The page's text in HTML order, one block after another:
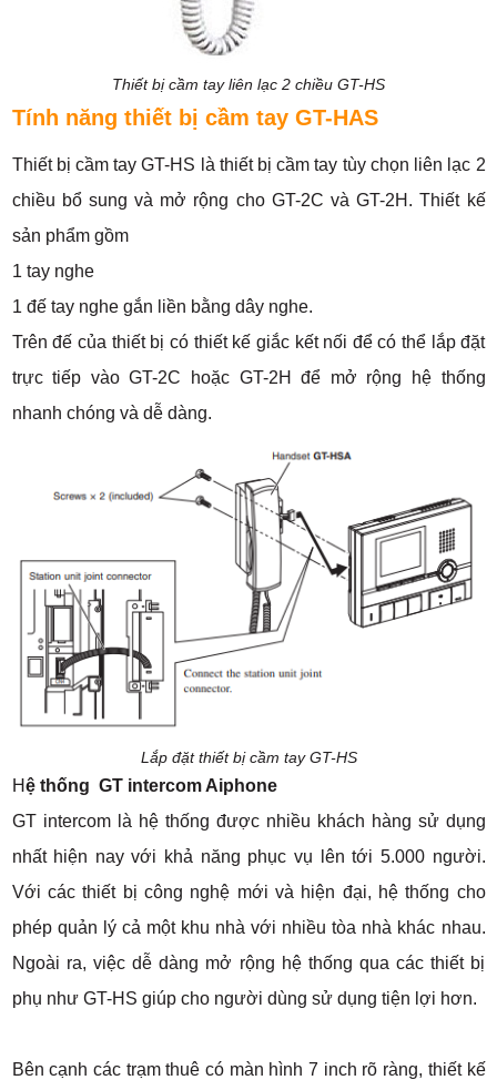
Thiết bị cầm tay liên lạc 2 chiều GT-HS
Tính năng thiết bị cầm tay GT-HAS
Thiết bị cầm tay GT-HS là thiết bị cầm tay tùy chọn liên lạc 2
chiều bổ sung và mở rộng cho GT-2C và GT-2H. Thiết kế
sản phẩm gồm
1 tay nghe
1 đế tay nghe gắn liền bằng dây nghe.
Trên đế của thiết bị có thiết kế giắc kết nối để có thể lắp đặt
trực tiếp vào GT-2C hoặc GT-2H để mở rộng hệ thống
nhanh chóng và dễ dàng.
Lắp đặt thiết bị cầm tay GT-HS
Hệ thống GT intercom Aiphone
GT intercom là hệ thống được nhiều khách hàng sử dụng
nhất hiện nay với khả năng phục vụ lên tới 5.000 người.
Với các thiết bị công nghệ mới và hiện đại, hệ thống cho
phép quản lý cả một khu nhà với nhiều tòa nhà khác nhau.
Ngoài ra, việc dễ dàng mở rộng hệ thống qua các thiết bị
phụ như GT-HS giúp cho người dùng sử dụng tiện lợi hơn.
Bên cạnh các trạm thuê có màn hình 7 inch rõ ràng, thiết kế